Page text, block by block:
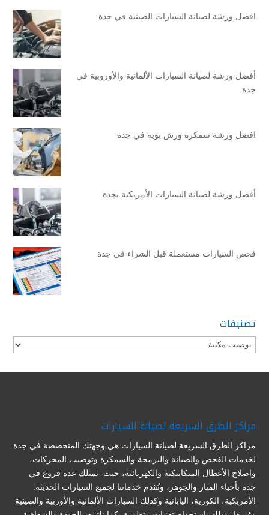
افضل ورشة لصيانة السيارات الصينية في جدة
أفضل ورشة لصيانة السيارات الألمانية والأوروبية في
جدة
افضل ورشة سمكرة ورش بوية في جدة
أفضل ورشة لصيانة السيارات الأمريكية بجدة
فحص السيارات مستعملة قبل الشراء في جدة
تصنيفات
تصنيفات
مراكز الطرق السريعة لصيانة السيارات
مراكز الطرق السريعة لصيانة السيارات هي وجهتك المتخصصة في جدة
لخدمات الفحص والصيانة والبرمجة والسمكرة وتوضيب المحركات،
واصلاح الأعطال الميكانيكية والكهربائية، حيث نمتلك عدة فروع في
جدة بأحياء المنار والجوهر، ونُقدم خدماتنا لجميع السيارات الحديثة:
الأمريكية، الكورية، اليابانية وكذلك السيارات الألمانية والأوربية والصينية